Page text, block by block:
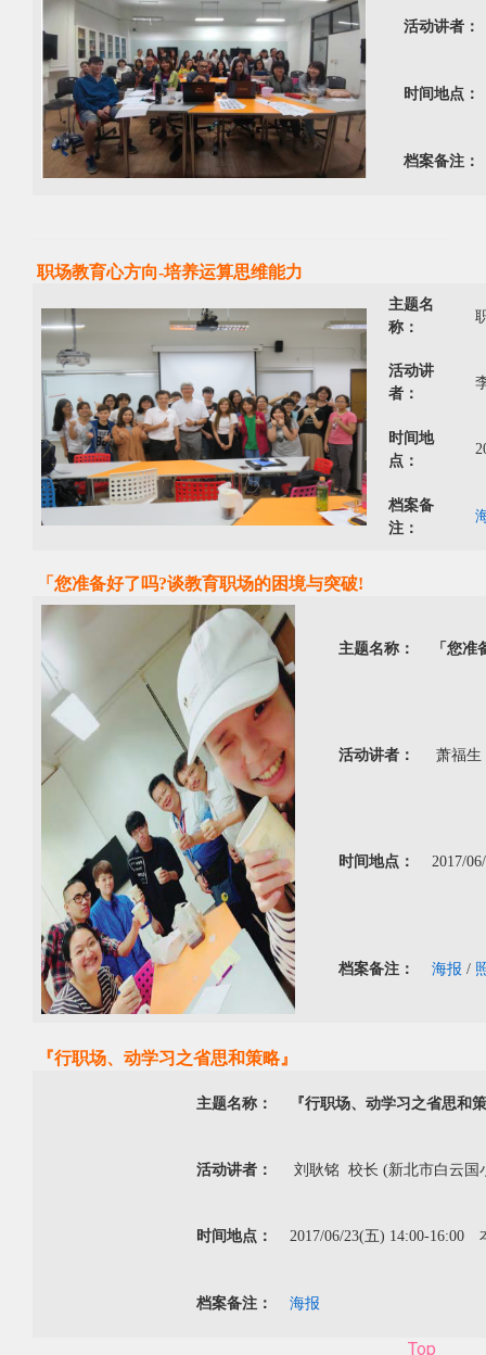
活动讲者：
时间地点：
档案备注：
职场教育心方向-培养运算思维能力
主题名
称：
活动讲
者：
时间地
点：
档案备
注：
「您准备好了吗?谈教育职场的困境与突破!
主题名称： 「您
活动讲者： 萧福生
时间地点： 2017/
档案备注： 海报 /
『行职场、动学习之省思和策略』
主题名称： 『行职场、动学习之省思和
活动讲者： 刘耿铭 校长 (新北市白云国
时间地点： 2017/06/23(五) 14:00-16:00
档案备注： 海报
Top